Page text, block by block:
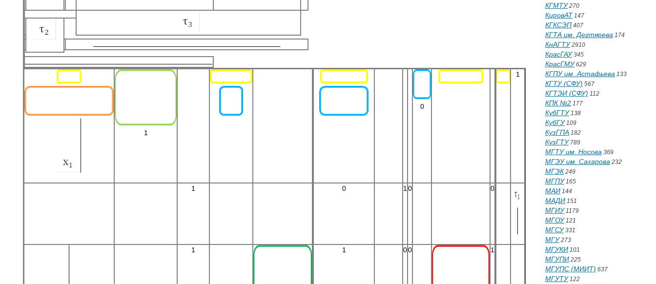
1
0
1
1 0 1 0 0
1 1 00 1
КГМТУ270
КировАТ 147
КГКСЭП 407
КГТА им. Дегтярева 174
КнАГТУ2910
КрасГАУ345
КрасГМУ629
КГПУ им. Астафьева 133
КГТУ (СФУ) 567
КГТЭИ (СФУ) 112
КПК №2 177
КубГТУ138
КубГУ109
КузГПА 182
КузГТУ789
МГТУ им. Носова 369
МГЭУ им. Сахарова 232
МГЭК 249
МГПУ165
МАИ 144
МАДИ 151
МГИУ1179
МГОУ121
МГСУ331
МГУ273
МГУКИ 101
МГУПИ 225
МГУПС (МИИТ) 637
МГУТУ122